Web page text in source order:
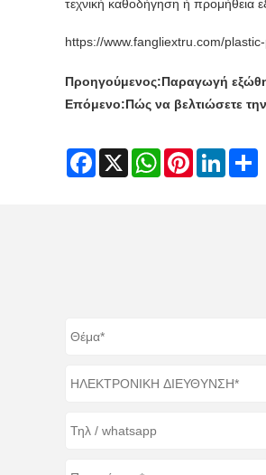
τεχνική καθοδήγηση ή προμήθεια
https://www.fangliextru.com/
Προηγούμενος:Παραγωγή
Επόμενο:Πώς να βελτιώσετε
Facebook
X WhatsAppPinterestLinkedIn